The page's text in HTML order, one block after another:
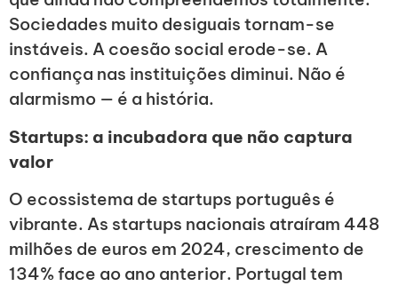
Sociedades muito desiguais tornam-se
instáveis. A coesão social erode-se. A
confiança nas instituições diminui. Não é
alarmismo — é a história.
Startups: a incubadora que não captura
valor
O ecossistema de startups português é
vibrante. As startups nacionais atraíram 448
milhões de euros em 2024, crescimento de
134% face ao ano anterior. Portugal tem